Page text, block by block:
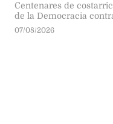
Centenares de
de la Democracia
Poder Judicial.
07/08/2026